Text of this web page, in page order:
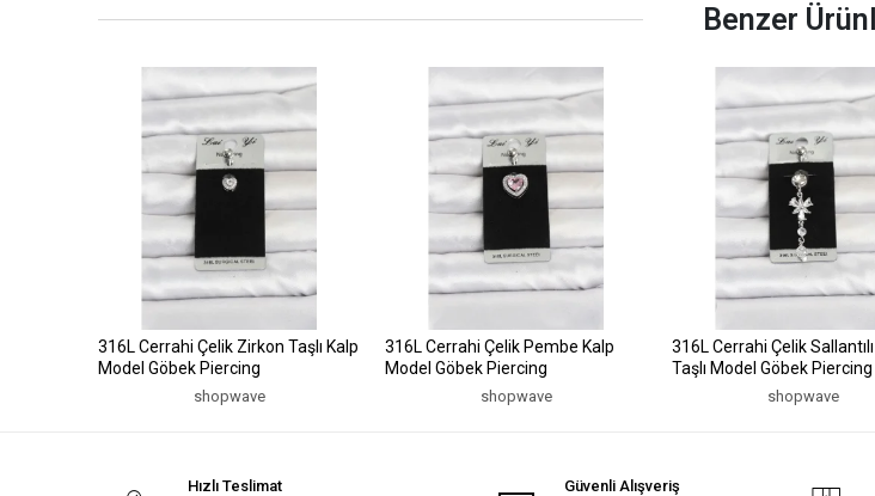
Benzer
316L Cerrahi Çelik Zirkon Taşlı Kalp
Model Göbek Piercing
shopwave
316L Cerrahi Çelik Pembe Kalp
Model Göbek Piercing
shopwave
316L Cerrahi Çelik
Taşlı Model Göbek Piercing
shopwave
Hızlı Teslimat Güvenli Alışveriş